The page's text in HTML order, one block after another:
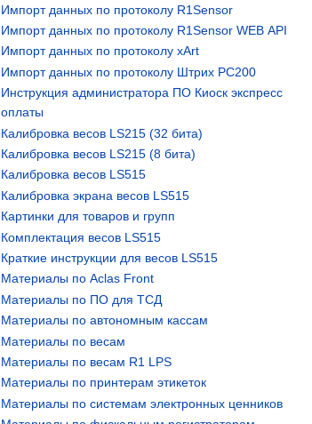
Импорт данных по протоколу R1Sensor
Импорт данных по протоколу R1Sensor WEB API
Импорт данных по протоколу xArt
Импорт данных по протоколу Штрих PC200
Инструкция администратора ПО Киоск экспресс
оплаты
Калибровка весов LS215 (32 бита)
Калибровка весов LS215 (8 бита)
Калибровка весов LS515
Калибровка экрана весов LS515
Картинки для товаров и групп
Комплектация весов LS515
Краткие инструкции для весов LS515
Материалы по Aclas Front
Материалы по ПО для ТСД
Материалы по автономным кассам
Материалы по весам
Материалы по весам R1 LPS
Материалы по принтерам этикеток
Материалы по системам электронных ценников